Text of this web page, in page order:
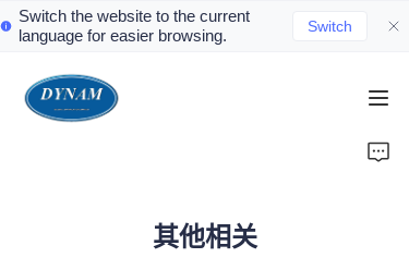
Switch the website to the current
language for easier browsing.
Switch
其他相关
首页